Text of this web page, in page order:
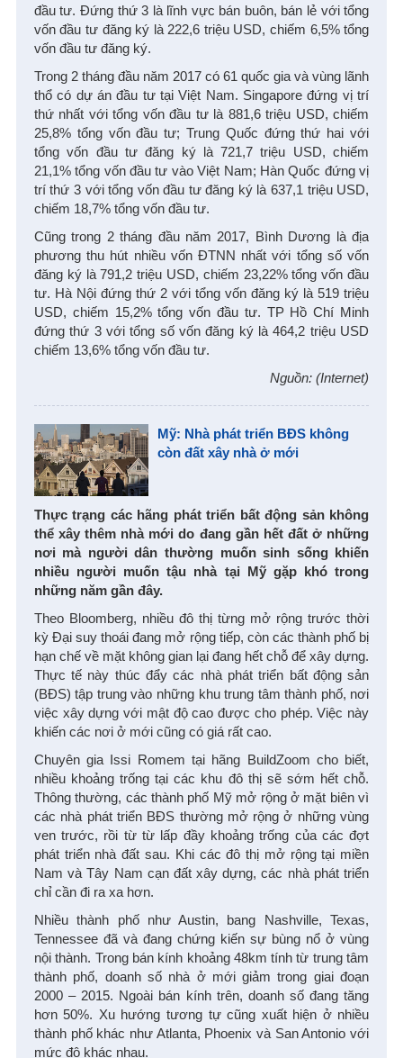
đầu tư. Đứng thứ 3 là lĩnh vực bán buôn, bán lẻ với tổng
vốn đầu tư đăng ký là 222,6 triệu USD, chiếm 6,5% tổng
vốn đầu tư đăng ký.
Trong 2 tháng đầu năm 2017 có 61 quốc gia và vùng lãnh
thổ có dự án đầu tư tại Việt Nam. Singapore đứng vị trí
thứ nhất với tổng vốn đầu tư là 881,6 triệu USD, chiếm
25,8% tổng vốn đầu tư; Trung Quốc đứng thứ hai với
tổng vốn đầu tư đăng ký là 721,7 triệu USD, chiếm
21,1% tổng vốn đầu tư vào Việt Nam; Hàn Quốc đứng vị
trí thứ 3 với tổng vốn đầu tư đăng ký là 637,1 triệu USD,
chiếm 18,7% tổng vốn đầu tư.
Cũng trong 2 tháng đầu năm 2017, Bình Dương là địa
phương thu hút nhiều vốn ĐTNN nhất với tổng số vốn
đăng ký là 791,2 triệu USD, chiếm 23,22% tổng vốn đầu
tư. Hà Nội đứng thứ 2 với tổng vốn đăng ký là 519 triệu
USD, chiếm 15,2% tổng vốn đầu tư. TP Hồ Chí Minh
đứng thứ 3 với tổng số vốn đăng ký là 464,2 triệu USD
chiếm 13,6% tổng vốn đầu tư.
Nguồn: (Internet)
Mỹ: Nhà phát triển BĐS không
còn đất xây nhà ở mới
Thực trạng các hãng phát triển bất động sản không
thể xây thêm nhà mới do đang gần hết đất ở những
nơi mà người dân thường muốn sinh sống khiến
nhiều người muốn tậu nhà tại Mỹ gặp khó trong
những năm gần đây.
Theo Bloomberg, nhiều đô thị từng mở rộng trước thời
kỳ Đại suy thoái đang mở rộng tiếp, còn các thành phố bị
hạn chế về mặt không gian lại đang hết chỗ để xây dựng.
Thực tế này thúc đẩy các nhà phát triển bất động sản
(BĐS) tập trung vào những khu trung tâm thành phố, nơi
việc xây dựng với mật độ cao được cho phép. Việc này
khiến các nơi ở mới cũng có giá rất cao.
Chuyên gia Issi Romem tại hãng BuildZoom cho biết,
nhiều khoảng trống tại các khu đô thị sẽ sớm hết chỗ.
Thông thường, các thành phố Mỹ mở rộng ở mặt biên vì
các nhà phát triển BĐS thường mở rộng ở những vùng
ven trước, rồi từ từ lấp đầy khoảng trống của các đợt
phát triển nhà đất sau. Khi các đô thị mở rộng tại miền
Nam và Tây Nam cạn đất xây dựng, các nhà phát triển
chỉ cần đi ra xa hơn.
Nhiều thành phố như Austin, bang Nashville, Texas,
Tennessee đã và đang chứng kiến sự bùng nổ ở vùng
nội thành. Trong bán kính khoảng 48km tính từ trung tâm
thành phố, doanh số nhà ở mới giảm trong giai đoạn
2000 – 2015. Ngoài bán kính trên, doanh số đang tăng
hơn 50%. Xu hướng tương tự cũng xuất hiện ở nhiều
thành phố khác như Atlanta, Phoenix và San Antonio với
mức độ khác nhau.